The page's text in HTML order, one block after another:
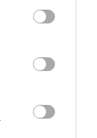
Καλές
πίσω τον